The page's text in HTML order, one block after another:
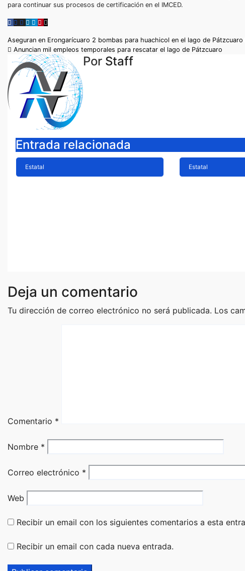
para continuar sus procesos de certificación en el IMCED.
Navegación
de
entradas
Aseguran en Erongarícuaro 2 bombas para huachicol en el lago de Pátzcuaro
Anuncian mil empleos temporales para rescatar el lago de Pátzcuaro
Por Staff
Entrada relacionada
Estatal Estatal
Deja un comentario
Tu dirección de correo electrónico no será publicada. Los
Comentario *
Nombre *
Correo electrónico *
Web
Recibir un email con los siguientes comentarios a esta
Recibir un email con cada nueva entrada.